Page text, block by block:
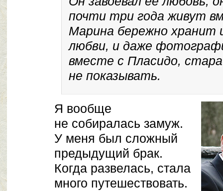
почти три года живут
Марина бережно хранит
любви, и даже
вместе с Пласидо,
не показывать.
Я вообще
не собиралась замуж.
У меня был сложный
предыдущий брак.
Когда развелась, стала
много путешествовать.